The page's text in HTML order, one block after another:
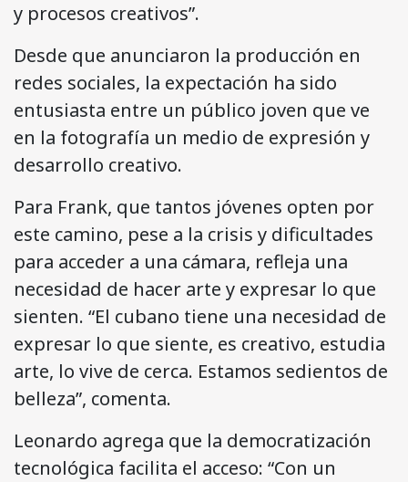
y procesos creativos”.
Desde que anunciaron la producción en
redes sociales, la expectación ha sido
entusiasta entre un público joven que ve
en la fotografía un medio de expresión y
desarrollo creativo.
Para Frank, que tantos jóvenes opten por
este camino, pese a la crisis y dificultades
para acceder a una cámara, refleja una
necesidad de hacer arte y expresar lo que
sienten. “El cubano tiene una necesidad de
expresar lo que siente, es creativo, estudia
arte, lo vive de cerca. Estamos sedientos de
belleza”, comenta.
Leonardo agrega que la democratización
tecnológica facilita el acceso: “Con un